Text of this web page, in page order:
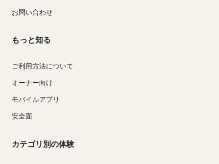
お問い合わせ
もっと知る
ご利用方法について
オーナー向け
モバイルアプリ
安全面
カテゴリ別の体験